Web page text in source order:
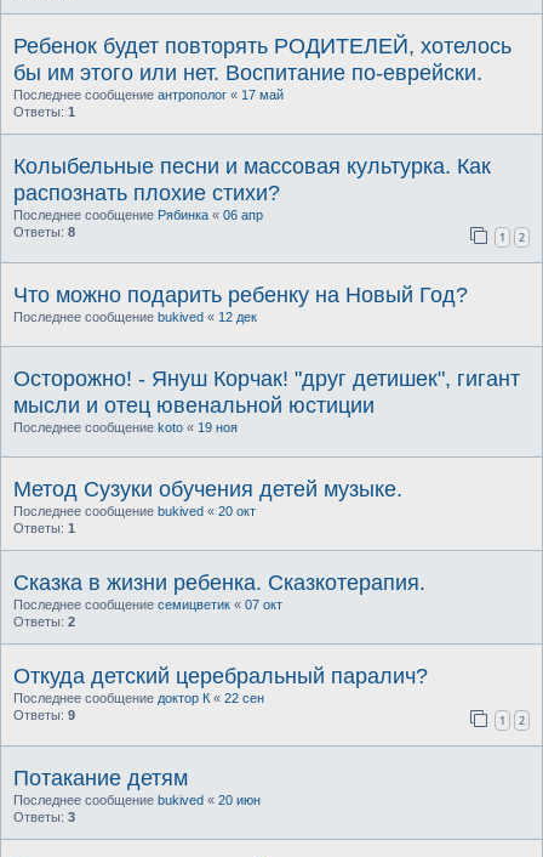
Ребенок будет повторять РОДИТЕЛЕЙ, хотелось
бы им этого или нет. Воспитание по-еврейски.
Последнее сообщение антрополог « 17 май
Ответы: 1
Колыбельные песни и массовая культурка. Как
распознать плохие стихи?
Последнее сообщение Рябинка « 06 апр
Ответы: 8 1 2
Что можно подарить ребенку на Новый Год?
Последнее сообщение bukived « 12 дек
Осторожно! - Януш Корчак! "друг детишек", гигант
мысли и отец ювенальной юстиции
Последнее сообщение koto « 19 ноя
Метод Сузуки обучения детей музыке.
Последнее сообщение bukived « 20 окт
Ответы: 1
Сказка в жизни ребенка. Сказкотерапия.
Последнее сообщение семицветик « 07 окт
Ответы: 2
Откуда детский церебральный паралич?
Последнее сообщение доктор К « 22 сен
Ответы: 9 1 2
Потакание детям
Последнее сообщение bukived « 20 июн
Ответы: 3